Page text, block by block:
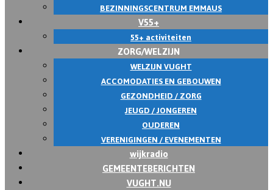
BEZINNINGSCENTRUM EMMAUS
V55+
55+ activiteiten
ZORG/WELZIJN
WELZIJN VUGHT
ACCOMODATIES EN GEBOUWEN
GEZONDHEID / ZORG
JEUGD / JONGEREN
OUDEREN
VERENIGINGEN / EVENEMENTEN
wijkradio
GEMEENTEBERICHTEN
VUGHT.NU